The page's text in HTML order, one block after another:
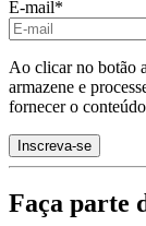
E-mail*
Ao clicar no botão
armazene e
fornecer o
Faça parte